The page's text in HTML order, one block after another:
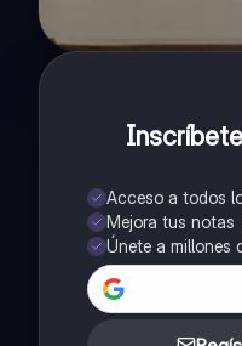
Acceso a todos
Mejora tus notas
Únete a millones